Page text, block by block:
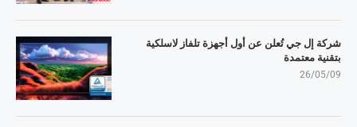
شركة إل جي تُعلن عن أول أجهزة تلفاز لاسلكية
بتقنية معتمدة
26/05/09